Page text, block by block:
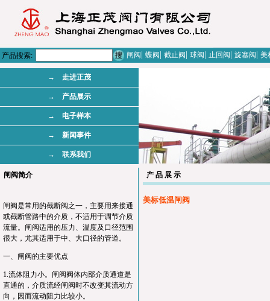
产品搜索: 闸阀 蝶阀 截止阀 球阀 止回阀 旋塞阀 美
→ 走进正茂
→ 产品展示
→ 电子样本
→ 新闻事件
→ 联系我们
闸阀简介
闸阀是常用的截断阀之一，主要用来接通
或截断管路中的介质，不适用于调节介质
流量。闸阀适用的压力、温度及口径范围
很大，尤其适用于中、大口径的管道。
一、闸阀的主要优点
1.流体阻力小。闸阀阀体内部介质通道是
直通的，介质流经闸阀时不改变其流动方
向，因而流动阻力比较小。
产 品 展 示
美标低温闸阀